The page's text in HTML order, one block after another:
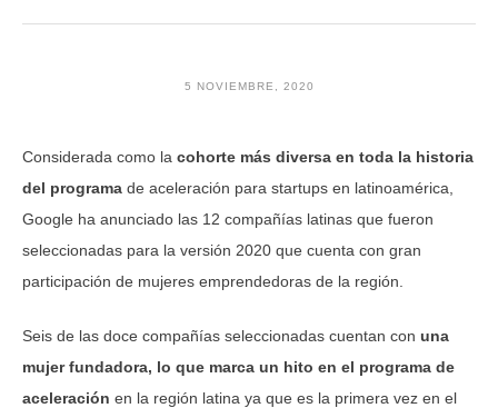
5 NOVIEMBRE, 2020
Considerada como la cohorte más diversa en toda la historia
del programa de aceleración para startups en latinoamérica,
Google ha anunciado las 12 compañías latinas que fueron
seleccionadas para la versión 2020 que cuenta con gran
participación de mujeres emprendedoras de la región.
Seis de las doce compañías seleccionadas cuentan con una
mujer fundadora, lo que marca un hito en el programa de
aceleración en la región latina ya que es la primera vez en el